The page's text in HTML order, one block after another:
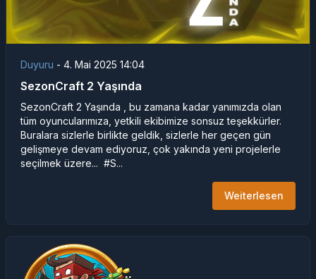
Duyuru - 4. Mai 2025 14:04
SezonCraft 2 Yaşında
SezonCraft 2 Yaşında , bu zamana kadar yanımızda olan
tüm oyuncularımıza, yetkili ekibimize sonsuz teşekkürler.
Buralara sizlerle birlikte geldik, sizlerle her geçen gün
gelişmeye devam ediyoruz, çok yakında yeni projelerle
seçilmek üzere... #S...
Weiterlesen